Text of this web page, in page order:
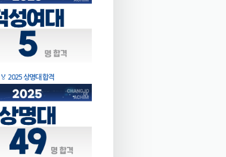
🏅 2025 상명대 합격